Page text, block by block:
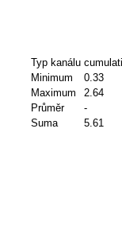
Typ kanálu
Minimum
0.33
Maximum
2.64
Průměr
-
Suma
5.61